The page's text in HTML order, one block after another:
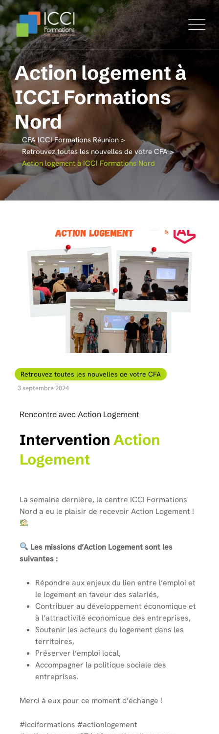
Action logement à
ICCI Formations
Nord
CFA ICCI Formations Réunion >
Retrouvez toutes les nouvelles de votre CFA>
Action logement à ICCI Formations Nord
Retrouvez toutes les nouvelles de votre CFA
3 septembre 2024
Rencontre avec Action Logement
Intervention Action
Logement
La semaine dernière, le centre ICCI Formations
Nord a eu le plaisir de recevoir Action Logement !
Les missions d’Action Logement sont les
suivantes :
Répondre aux enjeux du lien entre l’emploi et
le logement en faveur des salariés,
Contribuer au développement économique et
à l’attractivité économique des entreprises,
Soutenir les acteurs du logement dans les
territoires,
Préserver l’emploi local,
Accompagner la politique sociale des
entreprises.
Merci à eux pour ce moment d’échange !
#icciformations #actionlogement